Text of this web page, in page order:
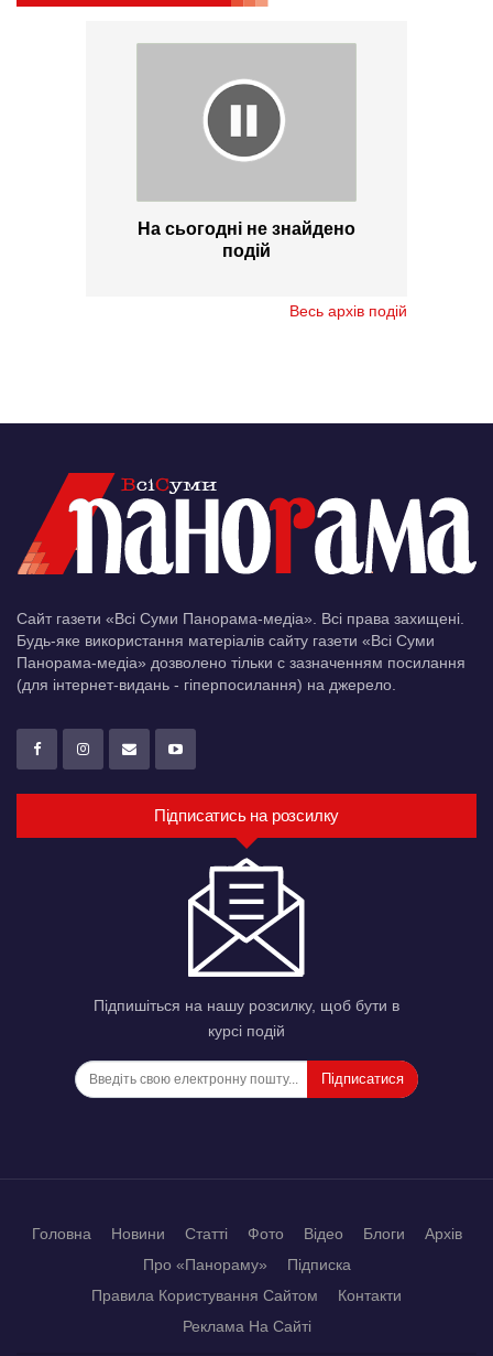
На сьогодні не знайдено
подій
Весь архів подій
Сайт газети «Всі Суми Панорама-медіа». Всі права захищені.
Будь-яке використання матеріалів сайту газети «Всі Суми
Панорама-медіа» дозволено тільки c зазначенням посилання
(для інтернет-видань - гіперпосилання) на джерело.
Підписатись на розсилку
Підпишіться на нашу розсилку, щоб бути в
курсі подій
Підписатися
Головна Новини Статті Фото Відео Блоги
Архів
Про «Панораму»
Підписка
Правила Користування Сайтом
Контакти
Реклама На Сайті